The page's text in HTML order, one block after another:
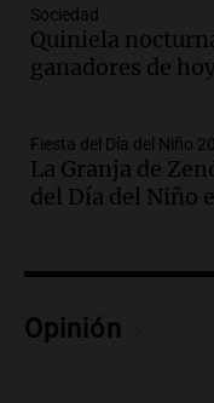
Audio.
Luis a partir
regulación
Episodios
Audio.
la población
Episodios
Audio.
Sociedad
Quiniela
ganadores de
Fiesta del Día del Niño
La Granja de
del Día del Niño
Opinión